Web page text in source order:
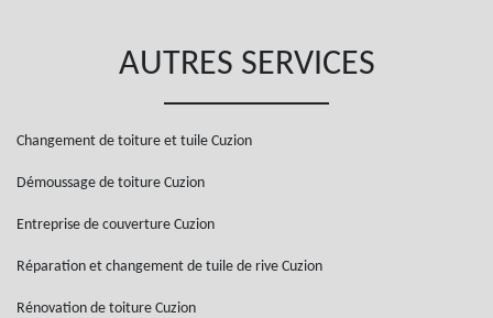
AUTRES SERVICES
Changement de toiture et tuile Cuzion
Démoussage de toiture Cuzion
Entreprise de couverture Cuzion
Réparation et changement de tuile de rive Cuzion
Rénovation de toiture Cuzion